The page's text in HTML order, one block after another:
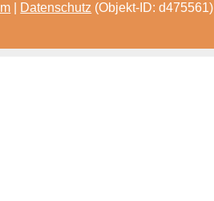
Datenschutz (Objekt-ID: d475561)